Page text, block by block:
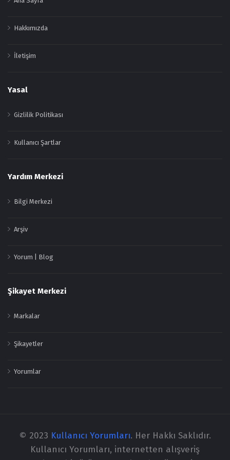
Hakkımızda
İletişim
Yasal
Gizlilik Politikası
Kullanıcı Şartlar
Yardım Merkezi
Bilgi Merkezi
Arşiv
Yorum | Blog
Şikayet Merkezi
Markalar
Şikayetler
Yorumlar
© 2023 Kullanıcı Yorumları. Her Hakkı Saklıdır.
Kullanıcı Yorumları, internetten alışveriş